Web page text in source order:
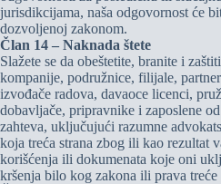
jurisdikcijama, naša odgovornost će
dozvoljenoj zakonom.
Član 14 – Naknada štete
Slažete se da obeštetite, branite i
kompanije, podružnice, filijale,
izvođače radova, davaoce licenci,
dobavljače, pripravnike i zaposlene
zahteva, uključujući razumne
koja treća strana zbog ili kao rezultat
korišćenja ili dokumenata koje oni
kršenja bilo kog zakona ili prava treće